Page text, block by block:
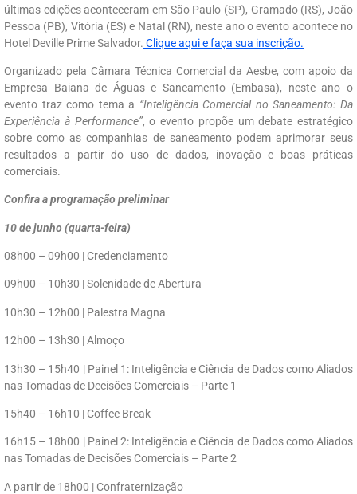
últimas edições aconteceram em São Paulo (SP), Gramado (RS), João
Pessoa (PB), Vitória (ES) e Natal (RN), neste ano o evento acontece no
Hotel Deville Prime Salvador. Clique aqui e faça sua inscrição.
Organizado pela Câmara Técnica Comercial da Aesbe, com apoio da
Empresa Baiana de Águas e Saneamento (Embasa), neste ano o
evento traz como tema a “Inteligência Comercial no Saneamento: Da
Experiência à Performance”, o evento propõe um debate estratégico
sobre como as companhias de saneamento podem aprimorar seus
resultados a partir do uso de dados, inovação e boas práticas
comerciais.
Confira a programação preliminar
10 de junho (quarta-feira)
08h00 – 09h00 | Credenciamento
09h00 – 10h30 | Solenidade de Abertura
10h30 – 12h00 | Palestra Magna
12h00 – 13h30 | Almoço
13h30 – 15h40 | Painel 1: Inteligência e Ciência de Dados como Aliados
nas Tomadas de Decisões Comerciais – Parte 1
15h40 – 16h10 | Coffee Break
16h15 – 18h00 | Painel 2: Inteligência e Ciência de Dados como Aliados
nas Tomadas de Decisões Comerciais – Parte 2
A partir de 18h00 | Confraternização